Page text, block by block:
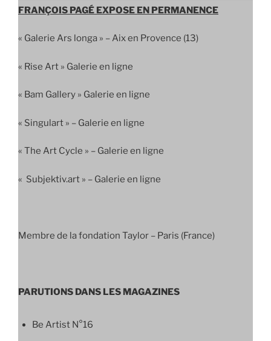
FRANÇOIS PAGÉ EXPOSE EN PERMANENCE
« Galerie Ars longa » – Aix en Provence (13)
« Rise Art » Galerie en ligne
« Bam Gallery » Galerie en ligne
« Singulart » – Galerie en ligne
« The Art Cycle » – Galerie en ligne
« Subjektiv.art » – Galerie en ligne
Membre de la fondation Taylor – Paris (France)
PARUTIONS DANS LES MAGAZINES
Be Artist N°16